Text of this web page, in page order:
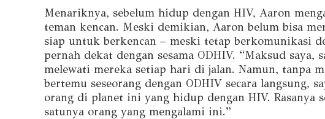
Menariknya, sebelum hidup dengan HIV, Aaron
teman kencan. Meski demikian, Aaron belum bisa
siap untuk berkencan – meski tetap berkomunikasi
pernah dekat dengan sesama ODHIV. “Maksud saya,
melewati mereka setiap hari di jalan. Namun, tanpa
bertemu seseorang dengan ODHIV secara langsung,
orang di planet ini yang hidup dengan HIV. Rasanya
satunya orang yang mengalami ini.”